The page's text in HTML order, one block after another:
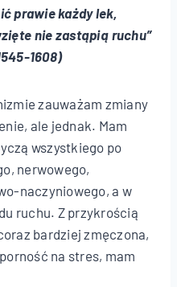
prawie każdy lek,
nie zastąpią ruchu”
1608)
zauważam zmiany
ale jednak. Mam
wszystkiego po
nerwowego,
naczyniowego, a w
ruchu. Z przykrością
bardziej zmęczona,
na stres, mam